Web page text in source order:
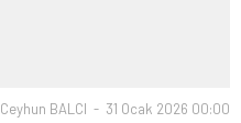
Ceyhun BALCI 31 Ocak 2026 00:00